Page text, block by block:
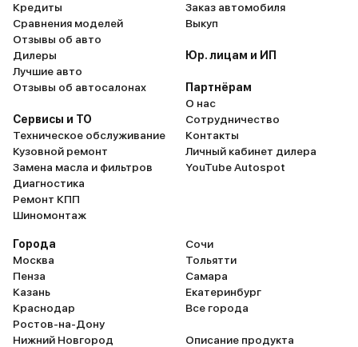
Кредиты
Сравнения моделей
Отзывы об авто
Дилеры
Лучшие авто
Отзывы об автосалонах
Сервисы и ТО
Техническое обслуживание
Кузовной ремонт
Замена масла и фильтров
Диагностика
Ремонт КПП
Шиномонтаж
Заказ автомобиля
Выкуп
Юр. лицам и ИП
Партнёрам
О нас
Сотрудничество
Контакты
Личный кабинет дилера
YouTube Autospot
Города
Москва
Пенза
Казань
Краснодар
Ростов-на-Дону
Нижний Новгород
Сочи
Тольятти
Самара
Екатеринбург
Все города
Описание продукта